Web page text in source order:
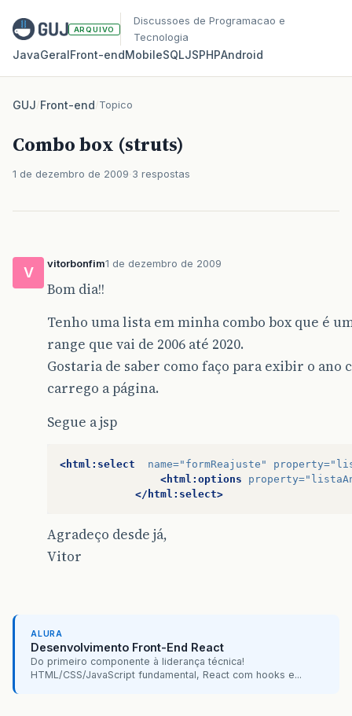
ARQUIVO
Discussoes de Programacao e
Tecnologia
JavaGeralFront‑endMobileSQLJSPHPAndroid
GUJ/Front-end/Topico
Combo box (struts)
1 de dezembro de 2009 3 respostas
V
vitorbonfim1 de dezembro de 2009
Bom dia!!
Tenho uma lista em minha combo box que é
range que vai de 2006 até 2020.
Gostaria de saber como faço para exibir o ano
carrego a página.
Segue a jsp
<html:select name="formReajuste" property=
<html:options
property=
</html:select>
Agradeço desde já,
Vitor
ALURA
Desenvolvimento Front-End React
Do primeiro componente à liderança técnica!
HTML/CSS/JavaScript fundamental, React com hooks e...